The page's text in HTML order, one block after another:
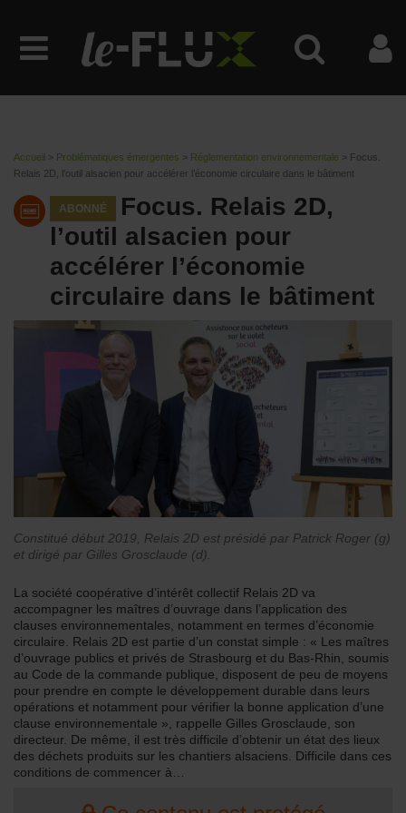
Accueil > Problématiques émergentes > Réglementation environnementale > Focus.
Relais 2D, l’outil alsacien pour accélérer l’économie circulaire dans le bâtiment
ABONNÉ
Focus. Relais 2D,
l’outil alsacien pour
accélérer l’économie
circulaire dans le bâtiment
Constitué début 2019, Relais 2D est présidé par Patrick Roger (g)
et dirigé par Gilles Grosclaude (d).
La société coopérative d’intérêt collectif Relais 2D va
accompagner les maîtres d’ouvrage dans l’application des
clauses environnementales, notamment en termes d’économie
circulaire. Relais 2D est partie d’un constat simple : « Les maîtres
d’ouvrage publics et privés de Strasbourg et du Bas-Rhin, soumis
au Code de la commande publique, disposent de peu de moyens
pour prendre en compte le développement durable dans leurs
opérations et notamment pour vérifier la bonne application d’une
clause environnementale », rappelle Gilles Grosclaude, son
directeur. De même, il est très difficile d’obtenir un état des lieux
des déchets produits sur les chantiers alsaciens. Difficile dans ces
conditions de commencer à…